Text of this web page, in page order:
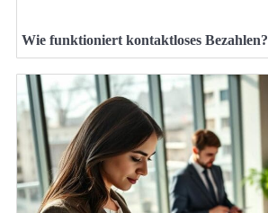
Wie funktioniert kontaktloses Bezahlen?